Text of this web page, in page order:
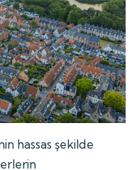
hassas şekilde